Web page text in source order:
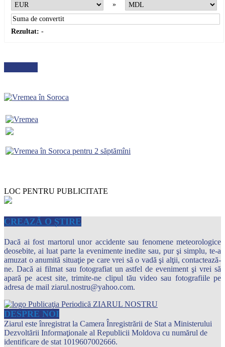
»
Rezultat: -
LOC PENTRU PUBLICITATE
CREAZĂ O ȘTIRE
Dacă ai fost martorul unor accidente sau fenomene meteorologice
deosebite, ai luat parte la evenimente inedite sau, pur şi simplu, te-a
amuzat o anumită situaţie pe care vrei să o vadă şi alţii, contactează-
ne. Dacă ai filmat sau fotografiat un astfel de eveniment şi vrei să
apară pe acest site, trimite-ne clipul tău video sau fotografiile pe
adresa de mail ziarul.nostru@yahoo.com.
DESPRE NOI
Ziarul este înregistrat la Camera Înregistrării de Stat a Ministerului
Dezvoltării Informaţionale al Republicii Moldova cu numărul de
identificare de stat 1019607002666.